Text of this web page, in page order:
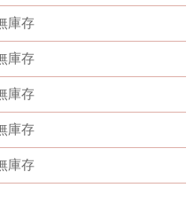
庫存
庫存
庫存
庫存
庫存